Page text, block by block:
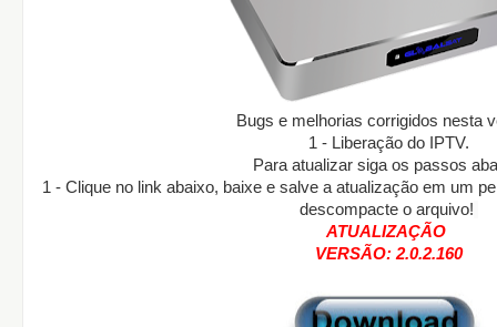
Bugs e melhorias corrigidos nesta
1 - Liberação do IPTV.
Para atualizar siga os passos
1 - Clique no link abaixo, baixe e salve a atualização em um
descompacte o arquivo!
ATUALIZAÇÃO
VERSÃO: 2.0.2.160